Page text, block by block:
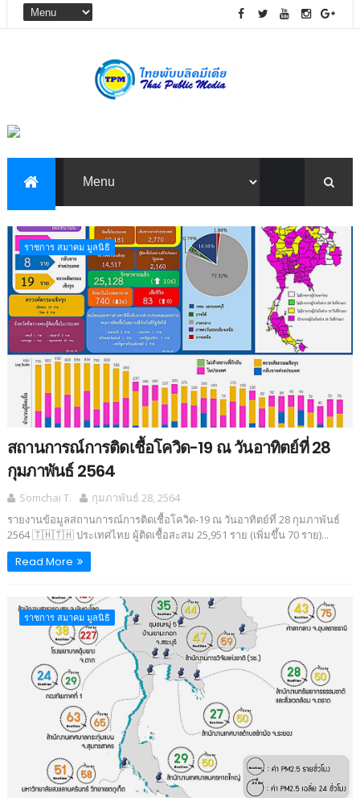
ราชการ สมาคม มูลนิธิ
สถานการณ์การติดเชื้อโควิด-19 ณ วันอาทิตย์ที่ 28
กุมภาพันธ์ 2564
Somchai T.
กุมภาพันธ์ 28, 2564
รายงานข้อมูลสถานการณ์การติดเชื้อโควิด-19 ณ วันอาทิตย์ที่ 28 กุมภาพันธ์
2564 🇹🇭🇹🇭 ประเทศไทย ผู้ติดเชื้อสะสม 25,951 ราย (เพิ่มขึ้น 70 ราย)...
Read More
ราชการ สมาคม มูลนิธิ